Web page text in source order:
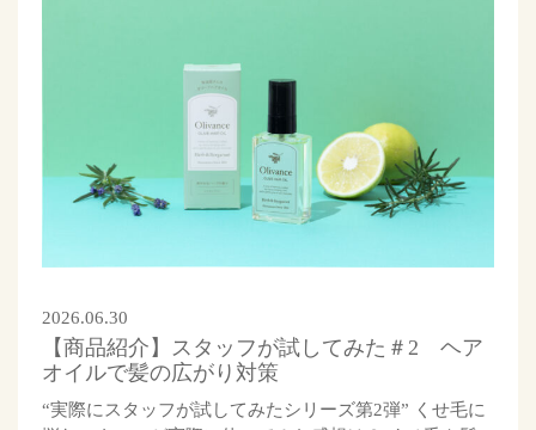
2026.06.30
【商品紹介】スタッフが試してみた＃2 ヘア
オイルで髪の広がり対策
“実際にスタッフが試してみたシリーズ第2弾” くせ毛に